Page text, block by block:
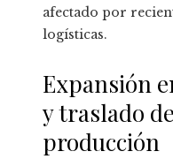
afectado por
logísticas.
Expansión
y traslado
producción